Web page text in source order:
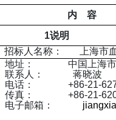
内 容
1说明
招标人名称： 上海市
地址： 中国上海市
联系人： 蒋晓波
电话： +86-21-
传真： +86-21-
电子邮箱：